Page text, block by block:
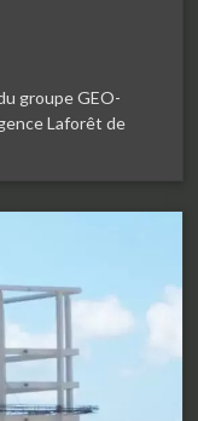
groupe GEO-
Laforêt de